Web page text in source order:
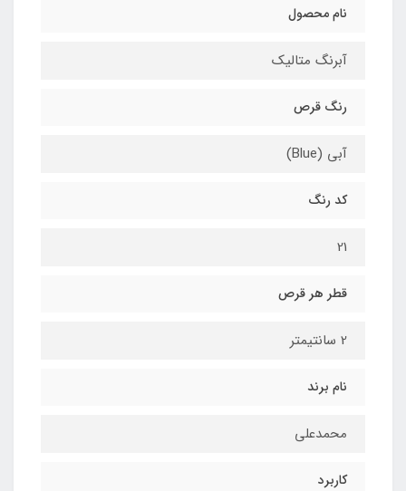
نام محصول
آبرنگ متالیک
رنگ قرص
آبی (Blue)
کد رنگ
21
قطر هر قرص
2 سانتیمتر
نام برند
محمدعلی
کاربرد